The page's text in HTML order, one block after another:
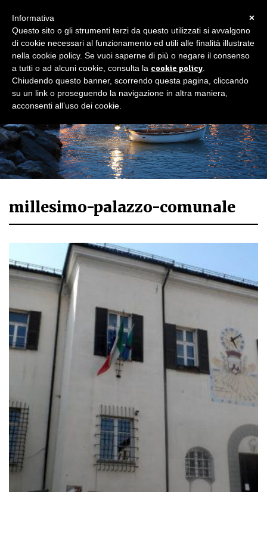
millesimo-palazzo-comunale
×
Informativa
Questo sito o gli strumenti terzi da questo utilizzati si avvalgono
di cookie necessari al funzionamento ed utili alle finalità illustrate
nella cookie policy. Se vuoi saperne di più o negare il consenso
a tutti o ad alcuni cookie, consulta la cookie policy
Chiudendo questo banner, scorrendo questa pagina, cliccando
su un link o proseguendo la navigazione in altra maniera,
acconsenti all’uso dei cookie.